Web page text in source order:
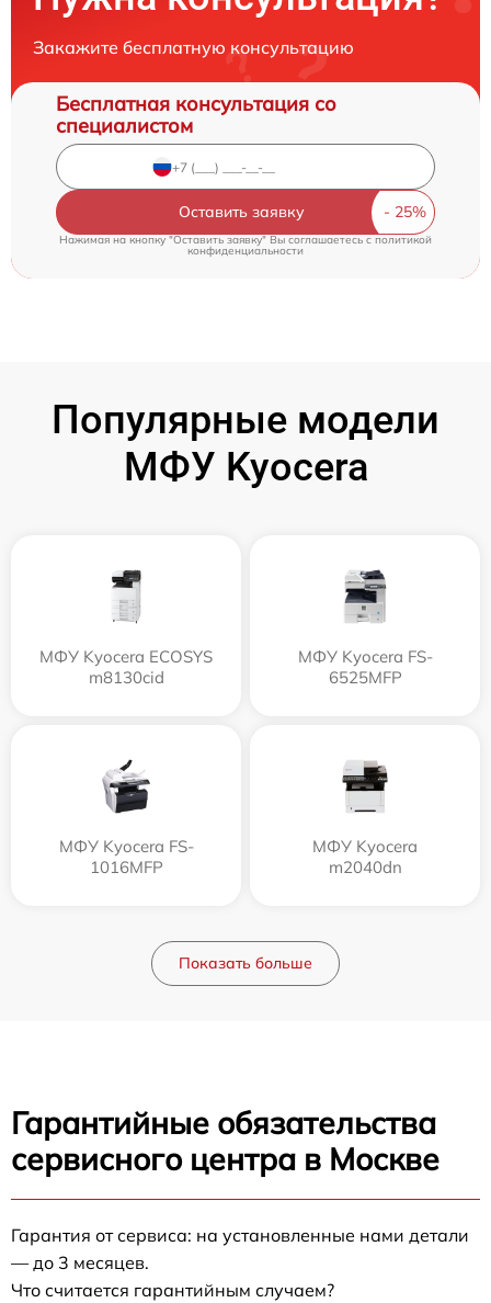
Закажите бесплатную консультацию
Бесплатная консультация со
специалистом
Оставить заявку
Нажимая на кнопку "Оставить заявку" Вы соглашаетесь c политикой
конфиденциальности
Популярные модели
МФУ Kyocera
МФУ Kyocera ECOSYS
m8130cid
МФУ Kyocera FS-
6525MFP
МФУ Kyocera FS-
1016MFP
МФУ Kyocera
m2040dn
Показать больше
Гарантийные обязательства
сервисного центра в Москве
Гарантия от сервиса: на установленные нами детали
— до 3 месяцев.
Что считается гарантийным случаем?